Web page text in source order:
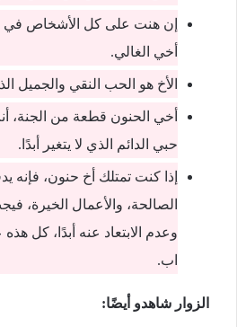
إن هنت على كل الأشخاص في
أخي الغالي.
الأخ هو الحب النقي والجميل
أخي الحنون قطعة من الجنة،
حبي الدائم الذي لا يتغير أبدًا.
إذا كنت تمتلك أخ حنون، فإنه
الصالحة، والأعمال الخيرة،
وعدم الابتعاد عنه أبدًا، كل
اب.
الزوار شاهدو أيضًا: